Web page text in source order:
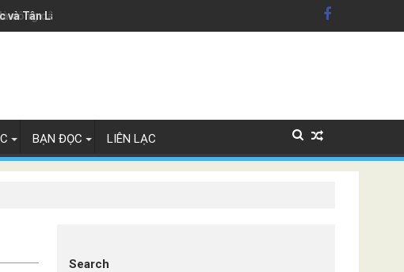
công dân Mỹ'
Tân Lây Lan
BẠN ĐỌC LIÊN LẠC
Search